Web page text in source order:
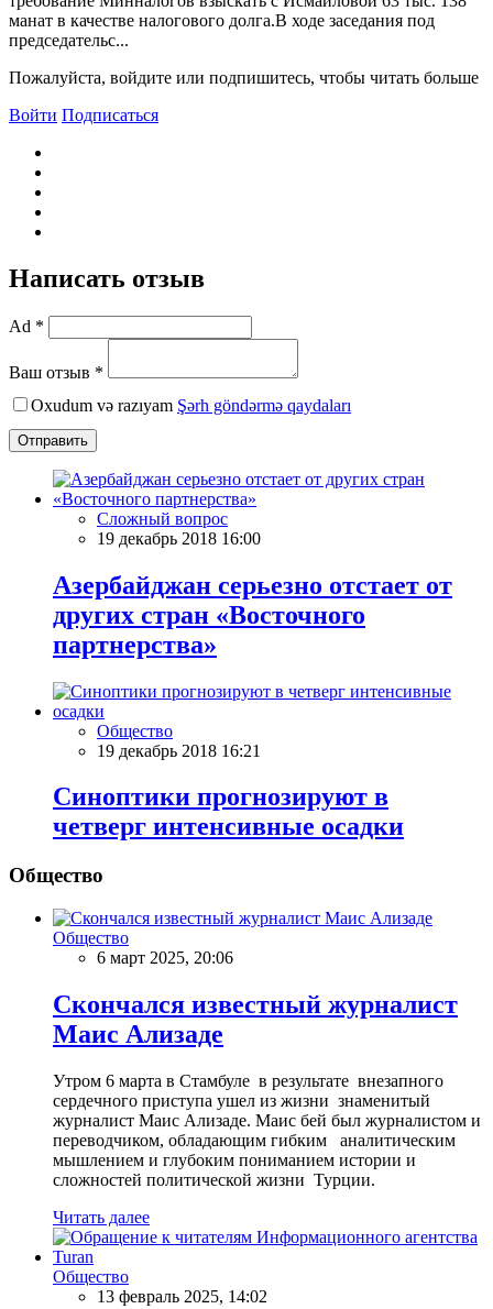
манат в качестве налогового долга.B ходе заседания под
председательс...
Пожалуйста, войдите или подпишитесь, чтобы читать больше
Войти Подписаться
Написать отзыв
Ad *
Ваш отзыв *
Oxudum və razıyam Şərh göndərmə qaydaları
Отправить
Сложный вопрос
19 декабрь 2018 16:00
Азербайджан серьезно отстает от
других стран «Восточного
партнерства»
Общество
19 декабрь 2018 16:21
Синоптики прогнозируют в
четверг интенсивные осадки
Общество
Общество
6 март 2025, 20:06
Скончался известный журналист
Маис Ализаде
Утром 6 марта в Стамбуле в результате внезапного
сердечного приступа ушел из жизни знаменитый
журналист Маис Ализаде. Маис бей был журналистом и
переводчиком, обладающим гибким аналитическим
мышлением и глубоким пониманием истории и
сложностей политической жизни Турции.
Читать далее
Общество
13 февраль 2025, 14:02